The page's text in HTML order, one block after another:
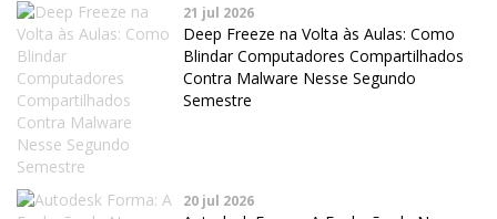
21 jul 2026
Deep Freeze na Volta às Aulas: Como
Blindar Computadores Compartilhados
Contra Malware Nesse Segundo
Semestre
20 jul 2026